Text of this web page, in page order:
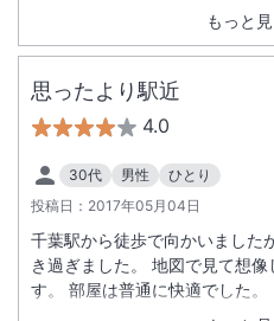
もっと
思ったより駅近
4.0
30代 男性
ひとり
投稿日： 2017年05月04日
千葉駅から徒歩で向かいました
き過ぎました。 地図で見て想
す。 部屋は普通に快適でした。